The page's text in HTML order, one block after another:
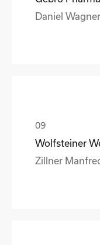
Daniel Wagner
Zillner